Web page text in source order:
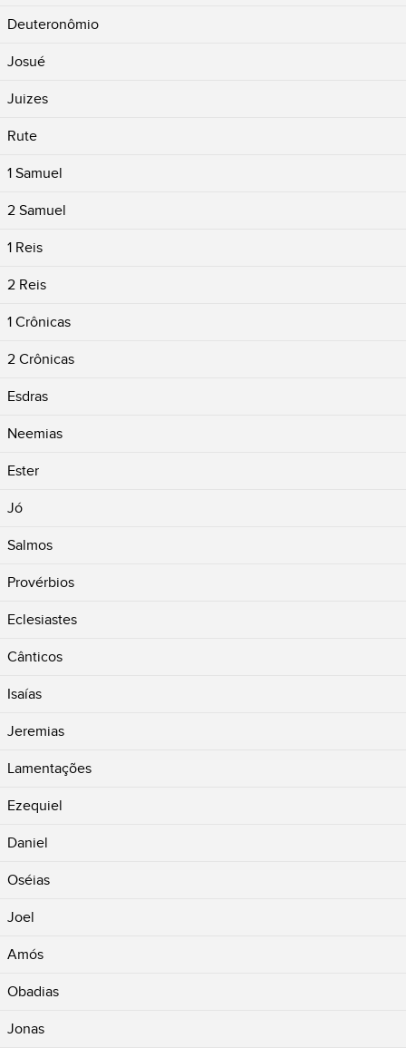
Deuteronômio
Josué
Juizes
Rute
1 Samuel
2 Samuel
1 Reis
2 Reis
1 Crônicas
2 Crônicas
Esdras
Neemias
Ester
Jó
Salmos
Provérbios
Eclesiastes
Cânticos
Isaías
Jeremias
Lamentações
Ezequiel
Daniel
Oséias
Joel
Amós
Obadias
Jonas